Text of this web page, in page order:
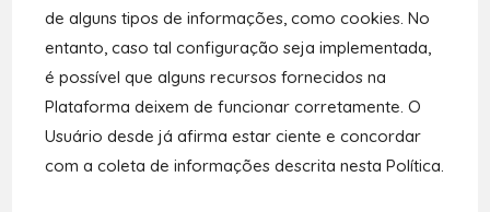
de alguns tipos de informações, como cookies. No
entanto, caso tal configuração seja implementada,
é possível que alguns recursos fornecidos na
Plataforma deixem de funcionar corretamente. O
Usuário desde já afirma estar ciente e concordar
com a coleta de informações descrita nesta Política.